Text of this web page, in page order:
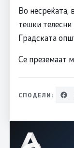
Во несреќата,
тешки
Градската
Се преземаат
СПОДЕЛИ: